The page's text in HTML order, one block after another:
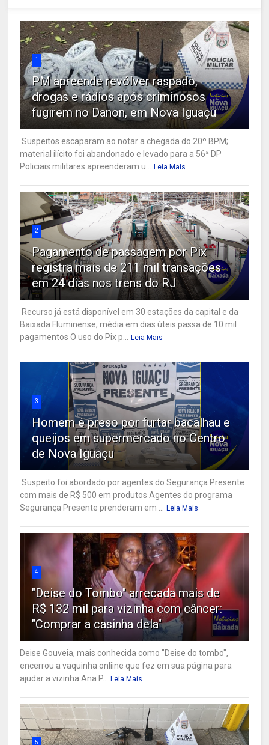
1
PM apreende revólver raspado,
drogas e rádios após criminosos
fugirem no Danon, em Nova Iguaçu
Suspeitos escaparam ao notar a chegada do 20º BPM;
material ilícito foi abandonado e levado para a 56ª DP
Policiais militares apreenderam u...
Leia Mais
2
Pagamento de passagem por Pix
registra mais de 211 mil transações
em 24 dias nos trens do RJ
Recurso já está disponível em 30 estações da capital e da
Baixada Fluminense; média em dias úteis passa de 10 mil
pagamentos O uso do Pix p...
Leia Mais
3
Homem é preso por furtar bacalhau e
queijos em supermercado no Centro
de Nova Iguaçu
Suspeito foi abordado por agentes do Segurança Presente
com mais de R$ 500 em produtos Agentes do programa
Segurança Presente prenderam em ...
Leia Mais
4
"Deise do Tombo" arrecada mais de
R$ 132 mil para vizinha com câncer:
"Comprar a casinha dela"
Deise Gouveia, mais conhecida como "Deise do tombo",
encerrou a vaquinha onliine que fez em sua página para
ajudar a vizinha Ana P...
Leia Mais
5